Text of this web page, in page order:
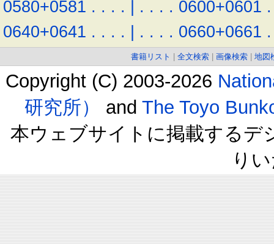
0580+0581 . . . . | . . . . 0600+0601 .
0640+0641 . . . . | . . . . 0660+0661 .
書籍リスト 全文検索 画像検索 地図
Copyright (C) 2003-2026
研究所）
and The Toyo
本ウェブサイトに掲載するデ
り